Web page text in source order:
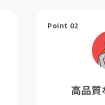
Point 02
高品質